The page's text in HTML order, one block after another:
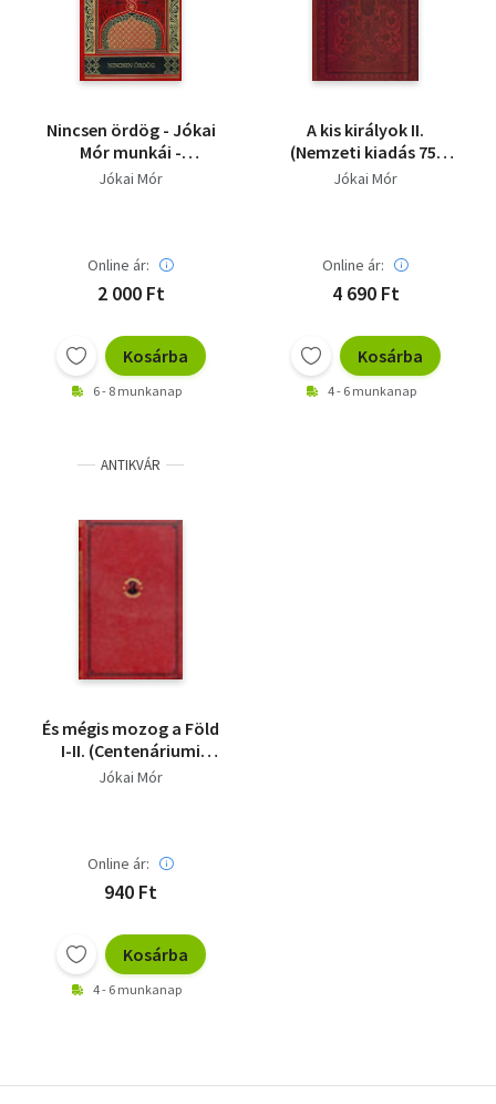
Nincsen ördög - Jókai
Mór munkái -
gyűjteményes
Jókai Mór
Online ár:
2 000 Ft
Kosárba
6 - 8 munkanap
A kis királyok II.
(Nemzeti kiadás 75.
kötet)
Jókai Mór
Online ár:
4 690 Ft
Kosárba
4 - 6 munkanap
ANTIKVÁR
És mégis mozog a Föld
I-II. (Centenáriumi
kiadás 19-20. kötet)
Jókai Mór
Online ár:
940 Ft
Kosárba
4 - 6 munkanap